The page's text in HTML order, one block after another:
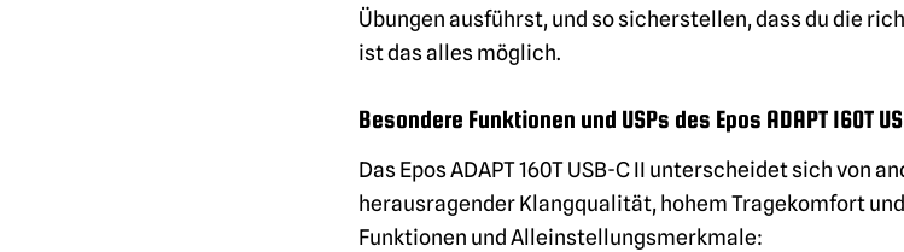
Übungen ausführst, und so sicherstellen, dass du die
ist das alles möglich.
Besondere Funktionen und USPs des Epos ADAPT 160T
Das Epos ADAPT 160T USB-C II unterscheidet sich von
herausragender Klangqualität, hohem Tragekomfort
Funktionen und Alleinstellungsmerkmale: